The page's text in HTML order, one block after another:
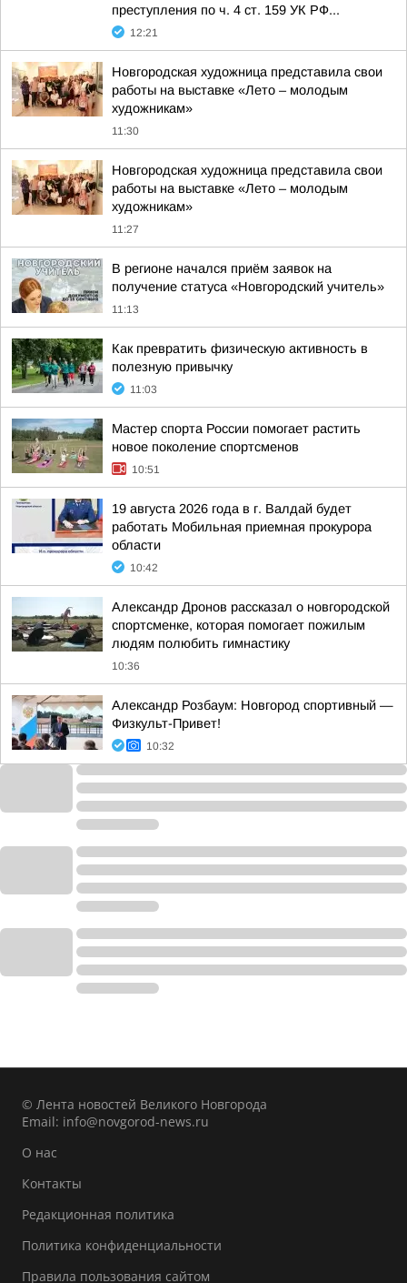
преступления по ч. 4 ст. 159 УК РФ...
12:21
Новгородская художница представила свои
работы на выставке «Лето – молодым
художникам»
11:30
Новгородская художница представила свои
работы на выставке «Лето – молодым
художникам»
11:27
В регионе начался приём заявок на
получение статуса «Новгородский учитель»
11:13
Как превратить физическую активность в
полезную привычку
11:03
Мастер спорта России помогает растить
новое поколение спортсменов
10:51
19 августа 2026 года в г. Валдай будет
работать Мобильная приемная прокурора
области
10:42
Александр Дронов рассказал о новгородской
спортсменке, которая помогает пожилым
людям полюбить гимнастику
10:36
Александр Розбаум: Новгород спортивный —
Физкульт-Привет!
10:32
© Лента новостей Великого Новгорода
Email: info@novgorod-news.ru
О нас
Контакты
Редакционная политика
Политика конфиденциальности
Правила пользования сайтом